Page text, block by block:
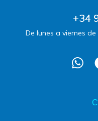
+34
De lunes a viernes